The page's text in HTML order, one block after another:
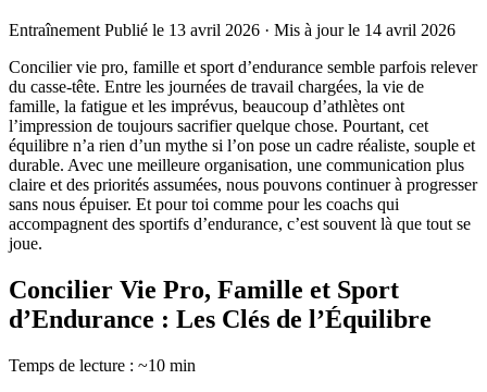
Entraînement Publié le 13 avril 2026 · Mis à jour le 14 avril 2026
Concilier vie pro, famille et sport d’endurance semble parfois relever
du casse-tête. Entre les journées de travail chargées, la vie de
famille, la fatigue et les imprévus, beaucoup d’athlètes ont
l’impression de toujours sacrifier quelque chose. Pourtant, cet
équilibre n’a rien d’un mythe si l’on pose un cadre réaliste, souple et
durable. Avec une meilleure organisation, une communication plus
claire et des priorités assumées, nous pouvons continuer à progresser
sans nous épuiser. Et pour toi comme pour les coachs qui
accompagnent des sportifs d’endurance, c’est souvent là que tout se
joue.
Concilier Vie Pro, Famille et Sport
d’Endurance : Les Clés de l’Équilibre
Temps de lecture : ~10 min